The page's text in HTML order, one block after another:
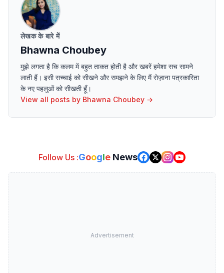
लेखक के बारे में
Bhawna Choubey
मुझे लगता है कि कलम में बहुत ताकत होती है और खबरें हमेशा सच सामने
लाती हैं। इसी सच्चाई को सीखने और समझने के लिए मैं रोज़ाना पत्रकारिता
के नए पहलुओं को सीखती हूँ।
View all posts by Bhawna Choubey →
Follow Us :Google News
Advertisement